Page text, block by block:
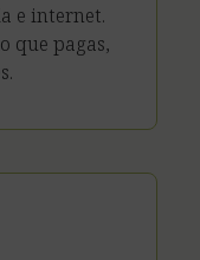
e internet.
que pagas,